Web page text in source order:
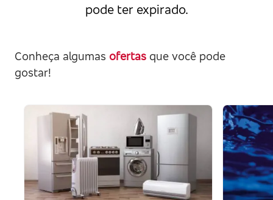
pode ter expirado.
Conheça algumas ofertas que você pode
gostar!